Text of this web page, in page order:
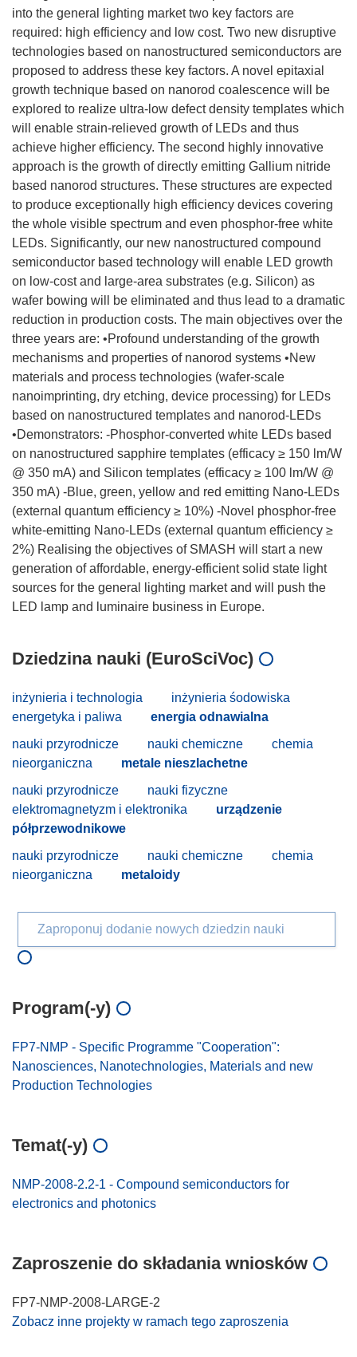
into the general lighting market two key factors are
required: high efficiency and low cost. Two new disruptive
technologies based on nanostructured semiconductors are
proposed to address these key factors. A novel epitaxial
growth technique based on nanorod coalescence will be
explored to realize ultra-low defect density templates which
will enable strain-relieved growth of LEDs and thus
achieve higher efficiency. The second highly innovative
approach is the growth of directly emitting Gallium nitride
based nanorod structures. These structures are expected
to produce exceptionally high efficiency devices covering
the whole visible spectrum and even phosphor-free white
LEDs. Significantly, our new nanostructured compound
semiconductor based technology will enable LED growth
on low-cost and large-area substrates (e.g. Silicon) as
wafer bowing will be eliminated and thus lead to a dramatic
reduction in production costs. The main objectives over the
three years are: •Profound understanding of the growth
mechanisms and properties of nanorod systems •New
materials and process technologies (wafer-scale
nanoimprinting, dry etching, device processing) for LEDs
based on nanostructured templates and nanorod-LEDs
•Demonstrators: -Phosphor-converted white LEDs based
on nanostructured sapphire templates (efficacy ≥ 150 lm/W
@ 350 mA) and Silicon templates (efficacy ≥ 100 lm/W @
350 mA) -Blue, green, yellow and red emitting Nano-LEDs
(external quantum efficiency ≥ 10%) -Novel phosphor-free
white-emitting Nano-LEDs (external quantum efficiency ≥
2%) Realising the objectives of SMASH will start a new
generation of affordable, energy-efficient solid state light
sources for the general lighting market and will push the
Dziedzina nauki (EuroSciVoc)
inżynieria i technologia
inżynieria śodowiska
energetyka i paliwa
energia odnawialna
nauki przyrodnicze
nauki chemiczne
chemia
nieorganiczna
metale nieszlachetne
nauki przyrodnicze
nauki fizyczne
elektromagnetyzm i elektronika
urządzenie
półprzewodnikowe
nauki przyrodnicze
nauki chemiczne
chemia
nieorganiczna
metaloidy
Zaproponuj dodanie nowych dziedzin nauki
Program(-y)
FP7-NMP - Specific Programme "Cooperation":
Nanosciences, Nanotechnologies, Materials and new
Production Technologies
Temat(-y)
NMP-2008-2.2-1 - Compound semiconductors for
electronics and photonics
Zaproszenie do składania wniosków
FP7-NMP-2008-LARGE-2
Zobacz inne projekty w ramach tego zaproszenia